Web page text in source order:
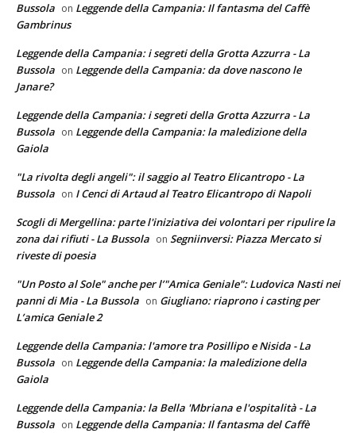
Bussola on Leggende della Campania: Il fantasma del Caffè
Gambrinus
Leggende della Campania: i segreti della Grotta Azzurra - La
Bussola on Leggende della Campania: da dove nascono le
Janare?
Leggende della Campania: i segreti della Grotta Azzurra - La
Bussola on Leggende della Campania: la maledizione della
Gaiola
"La rivolta degli angeli": il saggio al Teatro Elicantropo - La
Bussola on I Cenci di Artaud al Teatro Elicantropo di Napoli
Scogli di Mergellina: parte l'iniziativa dei volontari per ripulire la
zona dai rifiuti - La Bussola on Segniinversi: Piazza Mercato si
riveste di poesia
"Un Posto al Sole" anche per l’"Amica Geniale": Ludovica Nasti nei
panni di Mia - La Bussola on Giugliano: riaprono i casting per
L’amica Geniale 2
Leggende della Campania: l'amore tra Posillipo e Nisida - La
Bussola on Leggende della Campania: la maledizione della
Gaiola
Leggende della Campania: la Bella 'Mbriana e l'ospitalità - La
Bussola on Leggende della Campania: Il fantasma del Caffè